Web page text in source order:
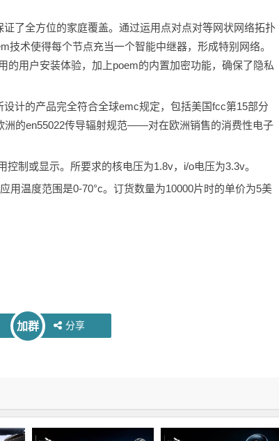
了全方位的家庭覆盖。通过运用点对点对等网状网络拓扑
技术使得每个节点充当一个智能中继器，形成特别网络。
的用户安装体验，加上poem的内置加密功能，确保了隐私
计的产品完全符合全球emc规定，包括美国fcc第15部分
洲的en55022传导辐射规范——对在欧洲销售的消费性电子
制或显示。所要求的核电压为1.8v，i/o电压为3.3v。
用温度范围是0-70°c。订货数量为10000片时的单价为5美
加群 分享